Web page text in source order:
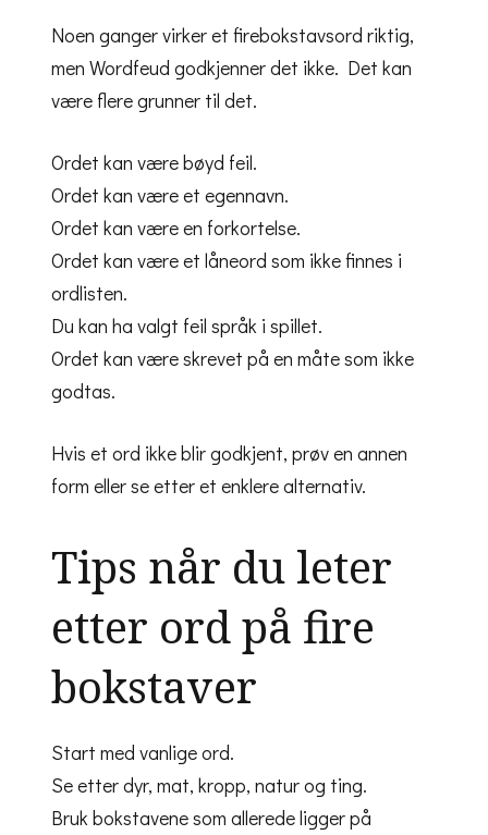
Noen ganger virker et firebokstavsord riktig,
men Wordfeud godkjenner det ikke. Det kan
være flere grunner til det.
Ordet kan være bøyd feil.
Ordet kan være et egennavn.
Ordet kan være en forkortelse.
Ordet kan være et låneord som ikke finnes i
ordlisten.
Du kan ha valgt feil språk i spillet.
Ordet kan være skrevet på en måte som ikke
godtas.
Hvis et ord ikke blir godkjent, prøv en annen
form eller se etter et enklere alternativ.
Tips når du leter
etter ord på fire
bokstaver
Start med vanlige ord.
Se etter dyr, mat, kropp, natur og ting.
Bruk bokstavene som allerede ligger på